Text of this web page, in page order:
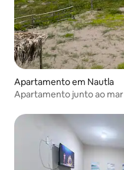
Apartamento em Nautla
Apartamento junto ao mar